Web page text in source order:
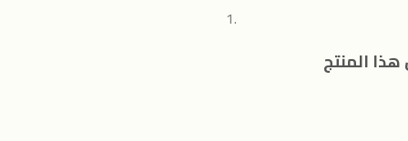
المنتج